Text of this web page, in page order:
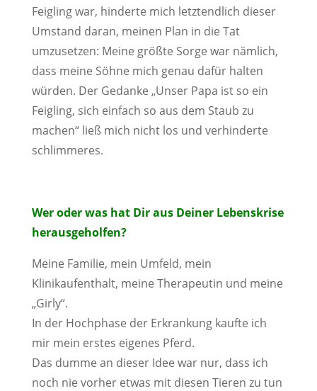
Feigling war, hinderte mich letztendlich dieser
Umstand daran, meinen Plan in die Tat
umzusetzen: Meine größte Sorge war nämlich,
dass meine Söhne mich genau dafür halten
würden. Der Gedanke „Unser Papa ist so ein
Feigling, sich einfach so aus dem Staub zu
machen“ ließ mich nicht los und verhinderte
schlimmeres.
Wer oder was hat Dir aus Deiner Lebenskrise
herausgeholfen?
Meine Familie, mein Umfeld, mein
Klinikaufenthalt, meine Therapeutin und meine
„Girly“.
In der Hochphase der Erkrankung kaufte ich
mir mein erstes eigenes Pferd.
Das dumme an dieser Idee war nur, dass ich
noch nie vorher etwas mit diesen Tieren zu tun